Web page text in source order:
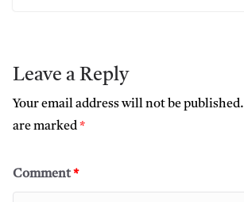
Leave a Reply
Your email address will not be published.
are marked*
Comment*